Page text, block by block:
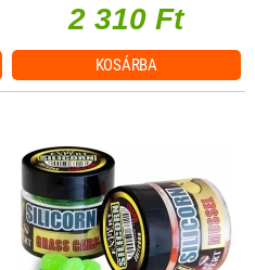
2 310 Ft
KOSÁRBA